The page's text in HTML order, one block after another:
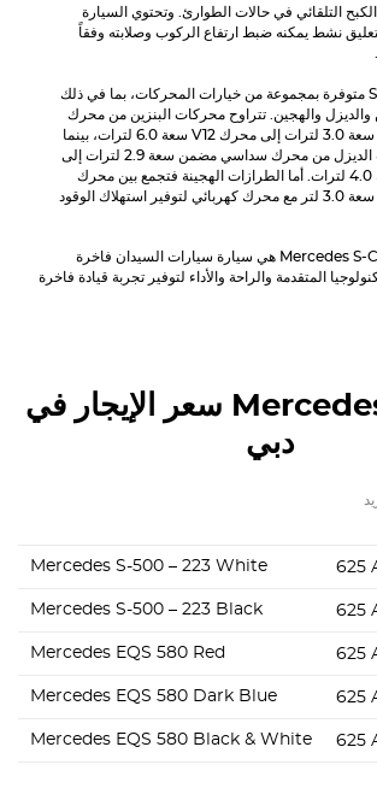
التلقائي في حالات الطوارئ. وتحتوي السيارة
نشط يمكنه ضبط ارتفاع الركوب وصلابته وفقاً
223 متوفرة بمجموعة من خيارات المحركات، بما في ذلك
والديزل والهجين. تتراوح محركات البنزين من محرك
سداسي مضمن سعة 3.0 لترات إلى محرك V12 سعة 6.0 لترات، بينما
تتراوح محركات الديزل من محرك سداسي مضمن سعة 2.9 لترات إلى
محرك V8 سعة 4.0 لترات. أما الطرازات الهجينة فتجمع بين محرك
سداسي مضمن سعة 3.0 لتر مع محرك كهربائي لتوفير استهلاك الوقود
Mercedes S-
223 هي سيارة سيارات السيدان فاخرة
المتقدمة والراحة والأداء لتوفير تجربة قيادة فاخرة
سعر الإيجار في
دبي
Mercedes S-500 – 223 White 625
Mercedes S-500 – 223 Black 625
Mercedes EQS 580 Red 625
Mercedes EQS 580 Dark Blue 625
Mercedes EQS 580 Black & White 625